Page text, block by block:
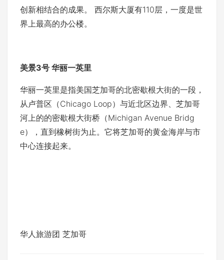
创新相结合的成果。 西尔斯大厦有110层，一度是世
界上最高的办公楼。
美景3号 华丽一英里
华丽一英里是指美国芝加哥的北密歇根大街的一段，
从卢普区（Chicago Loop）与近北区边界、芝加哥
河上的的密歇根大街桥（Michigan Avenue Bridg
e），直到橡树街为止。它将芝加哥的黄金海岸与市
中心连接起来。
华人旅游团 芝加哥